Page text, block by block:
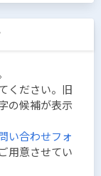
ください。旧
の候補が表示
い合わせフォ
用意させてい